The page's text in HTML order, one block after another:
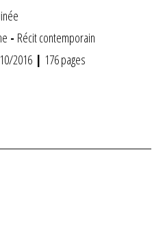
- Récit contemporain
2016 | 176 pages